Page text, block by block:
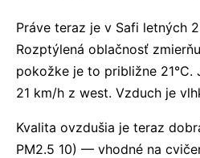
Práve teraz je v Safi letných
Rozptýlená oblačnosť
pokožke je to približne
21 km/h z west. Vzduch je
Kvalita ovzdušia je teraz
PM2.5 10) — vhodné na